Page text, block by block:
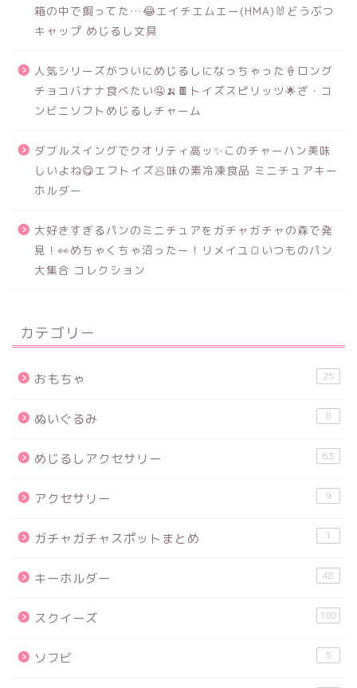
箱の中で飼ってた…😂エイチエムエー(HMA)🐰どうぶつ
キャップ めじるし文具
人気シリーズがついにめじるしになっちゃった🍦ロング
チョコバナナ食べたい🤤🍌🍫トイズスピリッツ🌟ざ・コ
ンビニソフトめじるしチャーム
ダブルスイングでクオリティ高ッ✨このチャーハン美味
しいよね😋エフトイズ🥟味の素冷凍食品 ミニチュアキー
ホルダー
大好きすぎるパンのミニチュアをガチャガチャの森で発
見！👀めちゃくちゃ沼ったー！リメイユ🍞いつものパン
大集合 コレクション
カテゴリー
おもちゃ 25
ぬいぐるみ 8
めじるしアクセサリー 63
アクセサリー 9
ガチャガチャスポットまとめ 1
キーホルダー 48
スクイーズ 180
ソフビ 5